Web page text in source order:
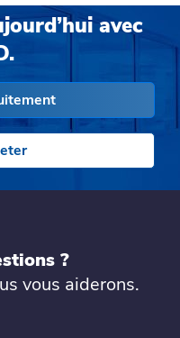
avec
?
vous aiderons.